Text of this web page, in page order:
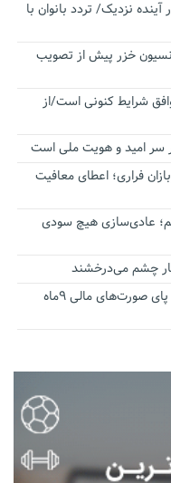
نزدیک/ تردد بانوان با
خزر پیش از تصویب
شرایط کنونی است/از
سر امید و هویت ملی است
فراری؛ اعطای معافیت
عادی‌سازی هیچ سودی
خار چشم می‌درخشند
اتفاق عجیب در استقلال؛ امضای شجاعی پای صورت‌های مالی ٩ماه